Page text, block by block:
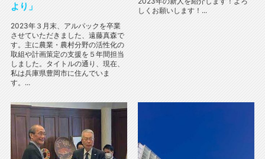
より」
2023年３月末、アルパックを卒業
させていただきました、遠藤真森で
す。主に農業・農村分野の活性化の
取組や計画策定の支援を５年間担当
しました。タイトルの通り、現在、
私は兵庫県豊岡市に住んでいま
す。...
しくお願いします！...